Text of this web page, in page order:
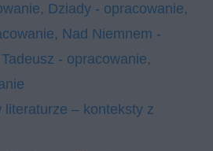
, Dziady - opracowanie,
, Nad Niemnem -
- opracowanie,
literaturze – konteksty z